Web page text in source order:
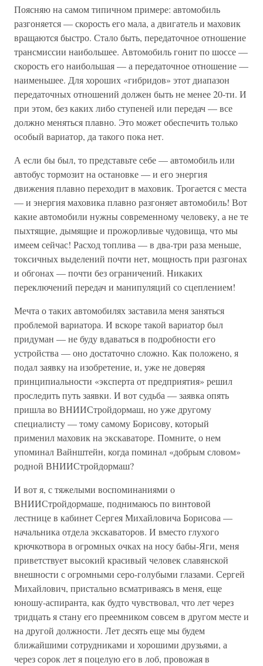
Поясняю на самом типичном примере: автомобиль
разгоняется — скорость его мала, а двигатель и маховик
вращаются быстро. Стало быть, передаточное отношение
трансмиссии наибольшее. Автомобиль гонит по шоссе —
скорость его наибольшая — а передаточное отношение —
наименьшее. Для хороших «гибридов» этот диапазон
передаточных отношений должен быть не менее 20-ти. И
при этом, без каких либо ступеней или передач — все
должно меняться плавно. Это может обеспечить только
особый вариатор, да такого пока нет.
А если бы был, то представьте себе — автомобиль или
автобус тормозит на остановке — и его энергия
движения плавно переходит в маховик. Трогается с места
— и энергия маховика плавно разгоняет автомобиль! Вот
какие автомобили нужны современному человеку, а не те
пыхтящие, дымящие и прожорливые чудовища, что мы
имеем сейчас! Расход топлива — в два-три раза меньше,
токсичных выделений почти нет, мощность при разгонах
и обгонах — почти без ограничений. Никаких
переключений передач и манипуляций со сцеплением!
Мечта о таких автомобилях заставила меня заняться
проблемой вариатора. И вскоре такой вариатор был
придуман — не буду вдаваться в подробности его
устройства — оно достаточно сложно. Как положено, я
подал заявку на изобретение, и, уже не доверяя
принципиальности «эксперта от предприятия» решил
проследить путь заявки. И вот судьба — заявка опять
пришла во ВНИИСтройдормаш, но уже другому
специалисту — тому самому Борисову, который
применил маховик на экскаваторе. Помните, о нем
упоминал Вайнштейн, когда поминал «добрым словом»
родной ВНИИСтройдормаш?
И вот я, с тяжелыми воспоминаниями о
ВНИИСтройдормаше, поднимаюсь по винтовой
лестнице в кабинет Сергея Михайловича Борисова —
начальника отдела экскаваторов. И вместо глухого
крючкотвора в огромных очках на носу бабы-Яги, меня
приветствует высокий красивый человек славянской
внешности с огромными серо-голубыми глазами. Сергей
Михайлович, пристально всматриваясь в меня, еще
юношу-аспиранта, как будто чувствовал, что лет через
тридцать я стану его преемником совсем в другом месте и
на другой должности. Лет десять еще мы будем
ближайшими сотрудниками и хорошими друзьями, а
через сорок лет я поцелую его в лоб, провожая в